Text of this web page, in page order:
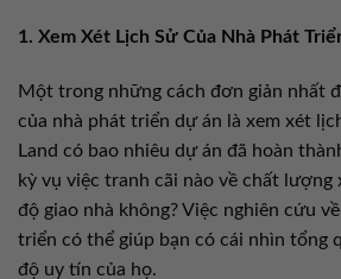
1. Xem Xét Lịch Sử Của Nhà Phát
Một trong những cách đơn giản nhất
của nhà phát triển dự án là xem xét
Land có bao nhiêu dự án đã hoàn
kỳ vụ việc tranh cãi nào về chất lượng
độ giao nhà không? Việc nghiên cứu
triển có thể giúp bạn có cái nhìn tổng
độ uy tín của họ.